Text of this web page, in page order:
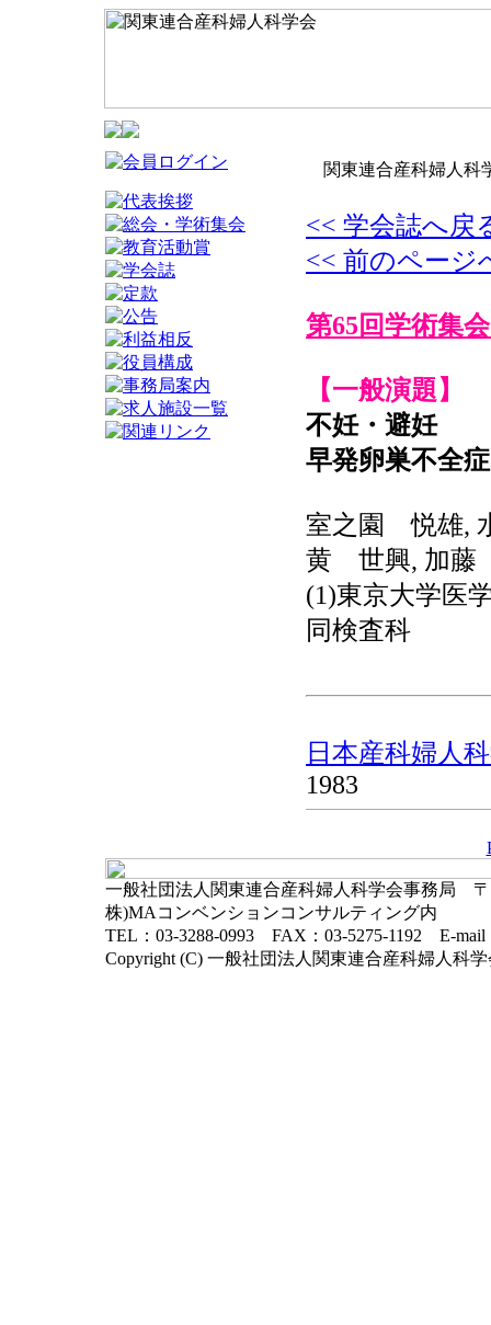
関東連合産科婦人科
<< 学会誌へ戻
<< 前のページ
第65回学術集会
【一般演題】
不妊・避妊
早発卵巣不全
室之園 悦雄,
黄 世興, 加藤
(1)東京大学医
同検査科
日本産科婦人
1983
一般社団法人関東連合産科婦人科学会事務局 〒
株)MAコンベンションコンサルティング内
TEL：03-3288-0993 FAX：03-5275-1192 E-mail
Copyright (C) 一般社団法人関東連合産科婦人科